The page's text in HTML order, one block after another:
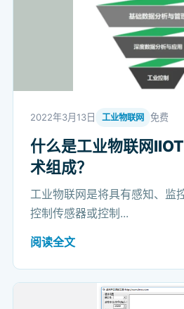
2022年3月13日 工业物联网 免费
什么是工业物联网
术组成？
工业物联网是将具有感知、监
控制传感器或控制...
阅读全文